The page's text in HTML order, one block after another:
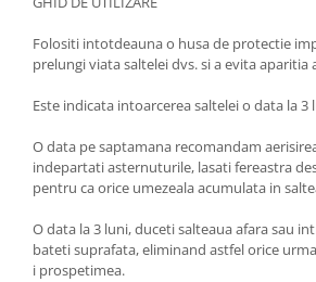
Folositi intotdeauna o husa de protectie
prelungi viata saltelei dvs. si a evita aparitia
Este indicata intoarcerea saltelei o data la 3
O data pe saptamana recomandam
indepartati asternuturile, lasati fereastra
pentru ca orice umezeala acumulata in
O data la 3 luni, duceti salteaua afara sau
bateti suprafata, eliminand astfel orice
i prospetimea.